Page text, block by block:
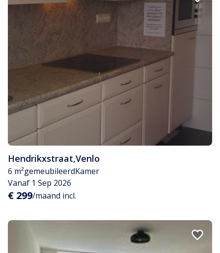
Hendrikxstraat,Venlo
6 m²gemeubileerdKamer
Vanaf 1 Sep 2026
€ 299/maand incl.